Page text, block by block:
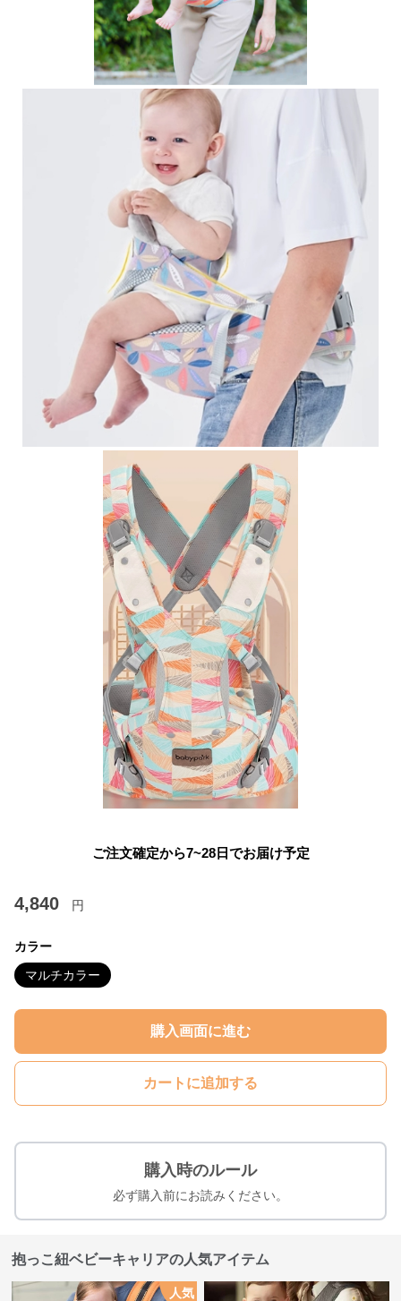
ご注文確定から7~28日でお届け予定
4,840 円
カラー
マルチカラー
購入画面に進む
カートに追加する
購入時のルール
必ず購入前にお読みください。
抱っこ紐ベビーキャリアの人気アイテム
人気